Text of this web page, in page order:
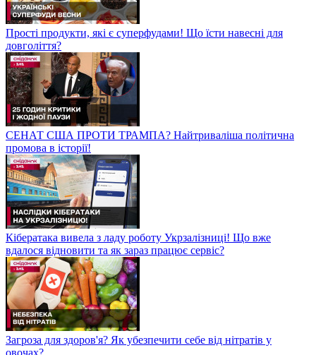
Прості продукти, які є суперфудами! Що їсти навесні для
довголіття?
СЕНАТ США ПРОТИ ТРАМПА? Найтриваліша політична
промова в історії!
Кібератака вивела з ладу роботу Укрзалізниці! Що вже
вдалося відновити та як зараз працює сервіс?
Загроза для здоров'я? Як убезпечити себе від нітратів у
овочах?